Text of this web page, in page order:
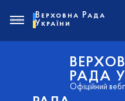
РАДА
Офіційний
Верховна Рада
України